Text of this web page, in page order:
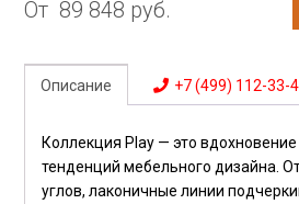
От 89 848 руб.
Описание +7 (499) 112-33-
Коллекция Play — это
тенденций мебельного дизайна.
углов, лаконичные линии